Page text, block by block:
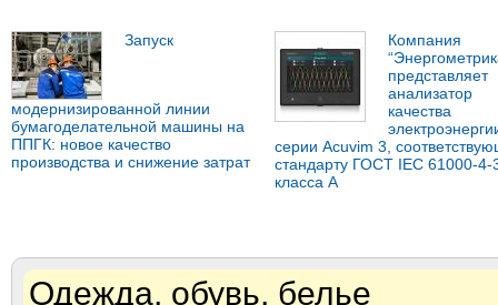
Запуск
модернизированной линии
бумагоделательной машины на
ППГК: новое качество
производства и снижение затрат
Компания
представляет
анализатор
качества
серии Acuvim 3,
стандарту ГОСТ IEC 61000-4-
класса А
Одежда, обувь, белье